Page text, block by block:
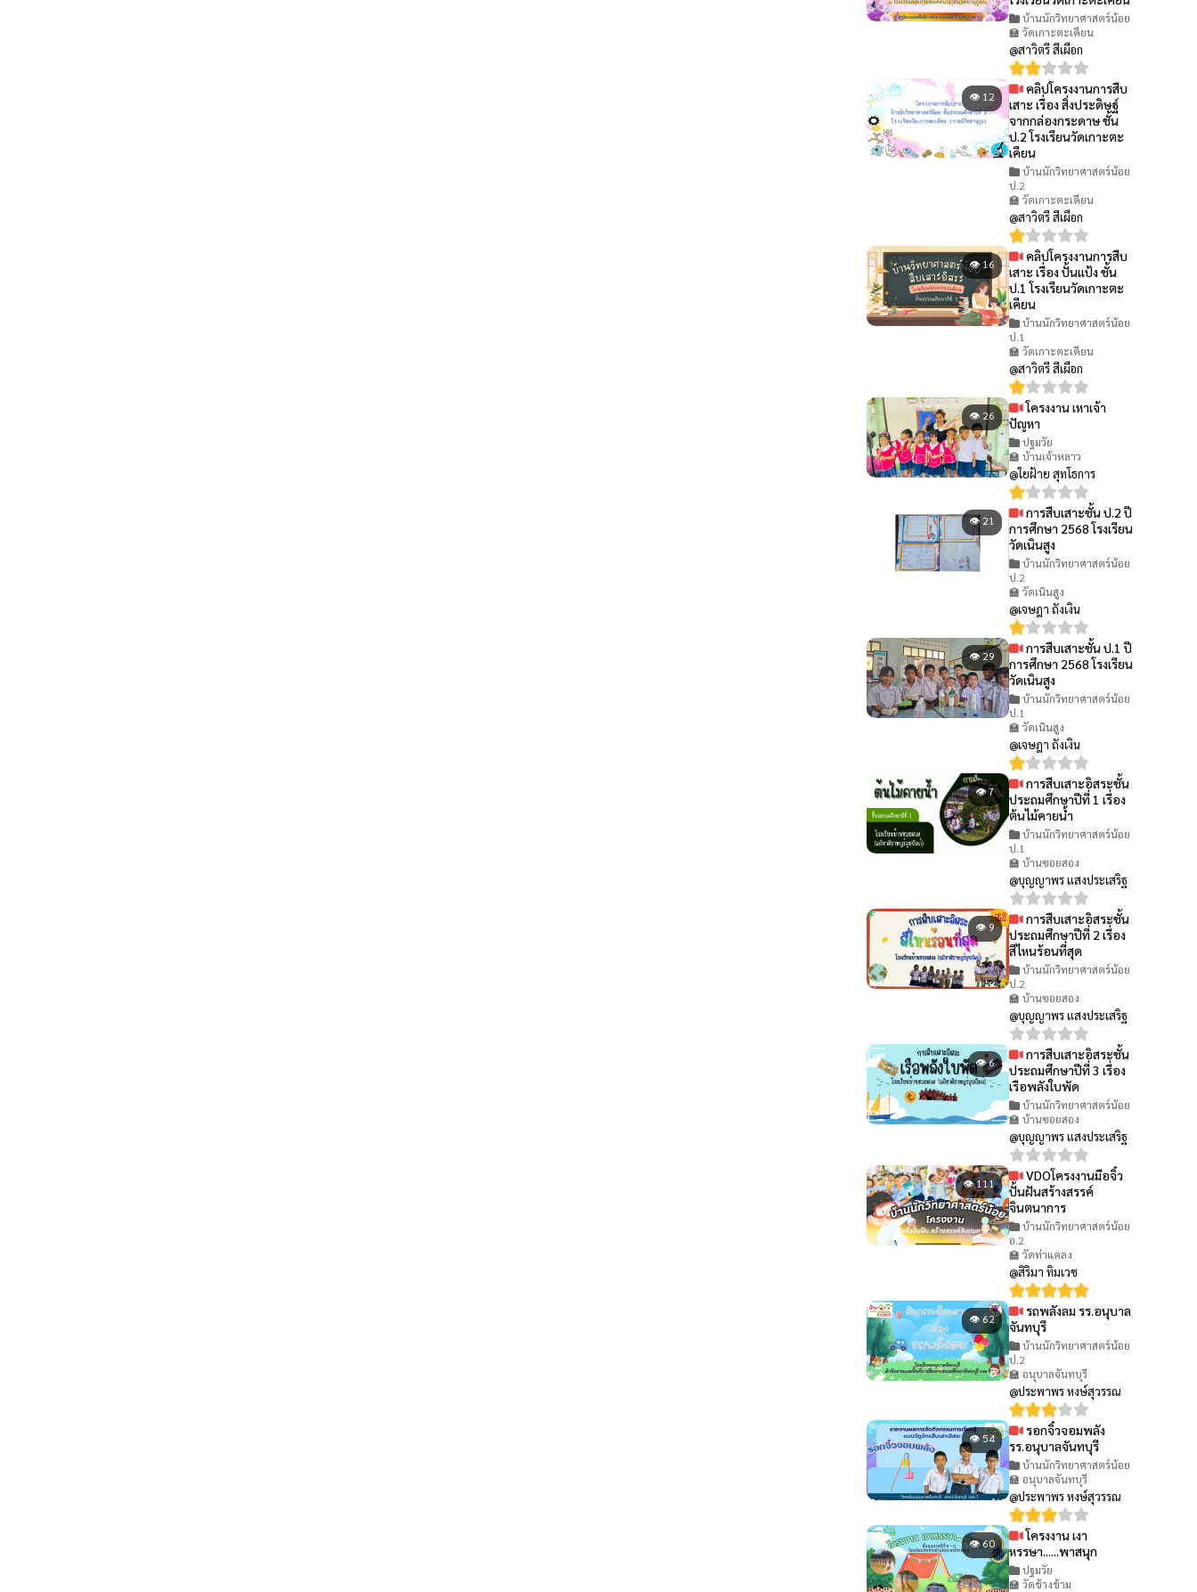
บ้านนักวิทยาศาสตร์น้อย
🏫 วัดเกาะตะเคียน
@สาวิตรี สีเผือก
👁 12
คลิปโครงงานการสืบ
เสาะ เรื่อง สิ่งประดิษฐ์
จากกล่องกระดาษ ชั้น
ป.2 โรงเรียนวัดเกาะตะ
เคียน
บ้านนักวิทยาศาสตร์น้อย
ป.2
🏫 วัดเกาะตะเคียน
@สาวิตรี สีเผือก
👁 16
คลิปโครงงานการสืบ
เสาะ เรื่อง ปั้นแป้ง ชั้น
ป.1 โรงเรียนวัดเกาะตะ
เคียน
บ้านนักวิทยาศาสตร์น้อย
ป.1
🏫 วัดเกาะตะเคียน
@สาวิตรี สีเผือก
👁 26
โครงงาน เหาเจ้า
ปัญหา
ปฐมวัย
🏫 บ้านเจ้าหลาว
@ใยฝ้าย สุทโธการ
👁 21
การสืบเสาะชั้น ป.2 ปี
การศึกษา 2568 โรงเรียน
วัดเนินสูง
บ้านนักวิทยาศาสตร์น้อย
ป.2
🏫 วัดเนินสูง
@เจษฎา ถังเงิน
👁 29
การสืบเสาะชั้น ป.1 ปี
การศึกษา 2568 โรงเรียน
วัดเนินสูง
บ้านนักวิทยาศาสตร์น้อย
ป.1
🏫 วัดเนินสูง
@เจษฎา ถังเงิน
👁 7
การสืบเสาะอิสระชั้น
ประถมศึกษาปีที่ 1 เรื่อง
ต้นไม้คายน้ำ
บ้านนักวิทยาศาสตร์น้อย
ป.1
🏫 บ้านซอยสอง
@บุญญาพร แสงประเสริฐ
👁 9
การสืบเสาะอิสระชั้น
ประถมศึกษาปีที่ 2 เรื่อง
สีไหนร้อนที่สุด
บ้านนักวิทยาศาสตร์น้อย
ป.2
🏫 บ้านซอยสอง
@บุญญาพร แสงประเสริฐ
👁 6
การสืบเสาะอิสระชั้น
ประถมศึกษาปีที่ 3 เรื่อง
เรือพลังใบพัด
บ้านนักวิทยาศาสตร์น้อย
🏫 บ้านซอยสอง
@บุญญาพร แสงประเสริฐ
👁 111
VDOโครงงานมือจิ๋ว
ปั้นฝันสร้างสรรค์
จินตนาการ
บ้านนักวิทยาศาสตร์น้อย
อ.2
🏫 วัดท่าแคลง
@สิริมา ทิมเวช
👁 62
รถพลังลม รร.อนุบาล
จันทบุรี
บ้านนักวิทยาศาสตร์น้อย
ป.2
🏫 อนุบาลจันทบุรี
@ประพาพร หงษ์สุวรรณ
👁 54
รอกจิ๋วจอมพลัง
รร.อนุบาลจันทบุรี
บ้านนักวิทยาศาสตร์น้อย
🏫 อนุบาลจันทบุรี
@ประพาพร หงษ์สุวรรณ
👁 60
โครงงาน เงา
หรรษา......พาสนุก
ปฐมวัย
🏫 วัดช้างข้าม